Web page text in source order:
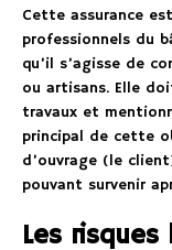
Cette assurance
professionnels du
qu’il s’agisse de
ou artisans. Elle
travaux et
principal de cette
d’ouvrage (le
pouvant survenir
Les